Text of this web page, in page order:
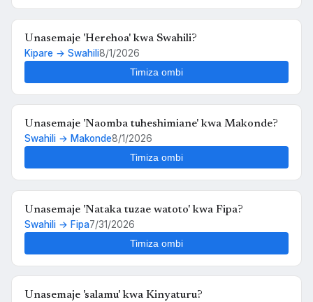
Unasemaje 'Herehoa' kwa Swahili?
Kipare → Swahili8/1/2026
Timiza ombi
Unasemaje 'Herehoa' kwa Swahili?
Kipare → Swahili8/1/2026
Timiza ombi
Unasemaje 'Naomba tuheshimiane' kwa Makonde?
Swahili → Makonde8/1/2026
Timiza ombi
Unasemaje 'Nataka tuzae watoto' kwa Fipa?